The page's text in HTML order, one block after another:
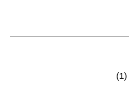
(1)